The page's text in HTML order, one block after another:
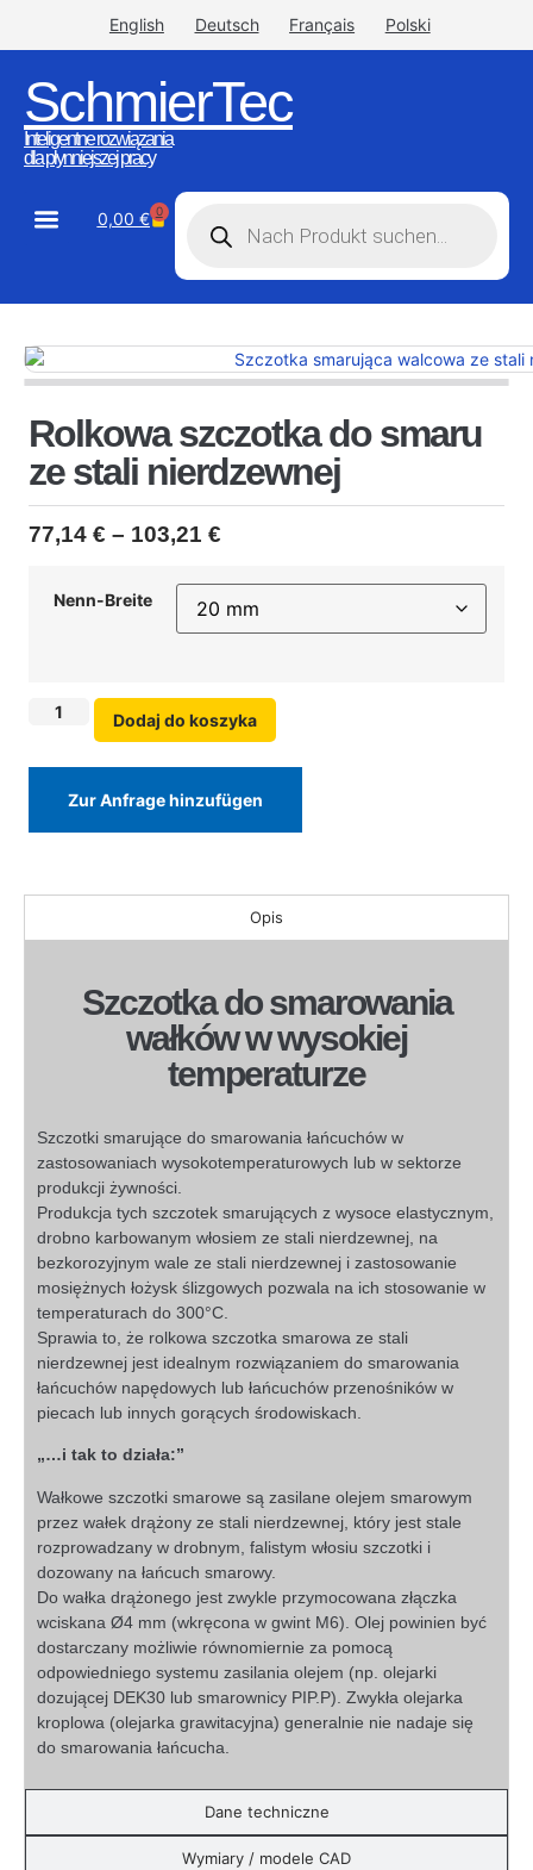
English Deutsch Français Polski
SchmierTec
Inteligentne rozwiązania
dla płynniejszej pracy
0,00 € 0
Rolkowa szczotka do smaru
ze stali nierdzewnej
77,14 € – 103,21 €
Nenn-Breite
Dodaj do koszyka
Zur Anfrage hinzufügen
Opis
Dane techniczne
Wymiary / modele CAD
Szczotka do smarowania
wałków w wysokiej
temperaturze
Szczotki smarujące do smarowania łańcuchów w
zastosowaniach wysokotemperaturowych lub w sektorze
produkcji żywności.
Produkcja tych szczotek smarujących z wysoce elastycznym,
drobno karbowanym włosiem ze stali nierdzewnej, na
bezkorozyjnym wale ze stali nierdzewnej i zastosowanie
mosiężnych łożysk ślizgowych pozwala na ich stosowanie w
temperaturach do 300°C.
Sprawia to, że rolkowa szczotka smarowa ze stali
nierdzewnej jest idealnym rozwiązaniem do smarowania
łańcuchów napędowych lub łańcuchów przenośników w
piecach lub innych gorących środowiskach.
„…i tak to działa:”
Wałkowe szczotki smarowe są zasilane olejem smarowym
przez wałek drążony ze stali nierdzewnej, który jest stale
rozprowadzany w drobnym, falistym włosiu szczotki i
dozowany na łańcuch smarowy.
Do wałka drążonego jest zwykle przymocowana złączka
wciskana Ø4 mm (wkręcona w gwint M6). Olej powinien być
dostarczany możliwie równomiernie za pomocą
odpowiedniego systemu zasilania olejem (np. olejarki
dozującej DEK30 lub smarownicy PIP.P). Zwykła olejarka
kroplowa (olejarka grawitacyjna) generalnie nie nadaje się
do smarowania łańcucha.